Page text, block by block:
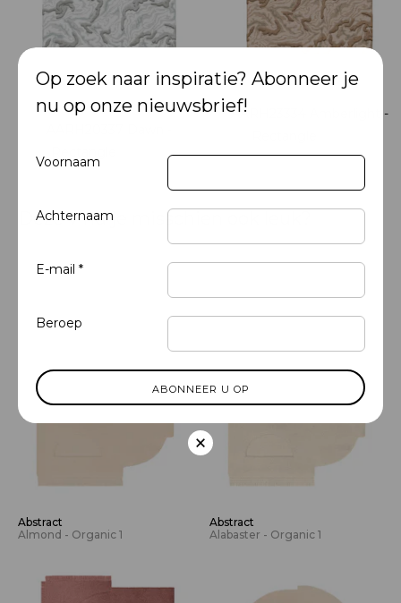
AARH23334 Amberlight -
Deze vind je misschien ook leuk?
Abstract
Almond - Organic 1
Abstract
Alabaster - Organic 1
Op zoek naar inspiratie? Abonneer je
nu op onze nieuwsbrief!
Voornaam
Achternaam
E-mail *
Beroep
×